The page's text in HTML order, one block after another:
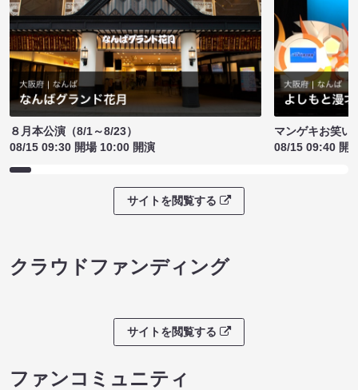
８月本公演（8/1～8/23）
08/15 09:30 開場 10:00 開演
マンゲキお笑い
08/15 09:40 開
サイトを閲覧する
クラウドファンディング
サイトを閲覧する
ファンコミュニティ